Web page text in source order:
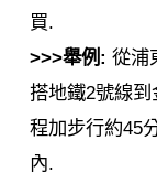
買.
>>>舉例: 從浦
搭地鐵2號線
程加步行約45
內.